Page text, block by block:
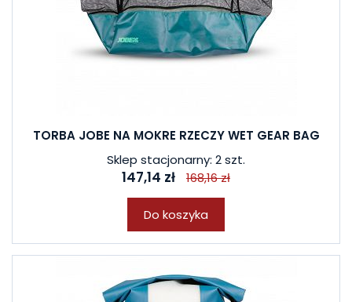
TORBA JOBE NA MOKRE RZECZY WET GEAR BAG
Sklep stacjonarny: 2 szt.
147,14 zł 168,16 zł
Do koszyka